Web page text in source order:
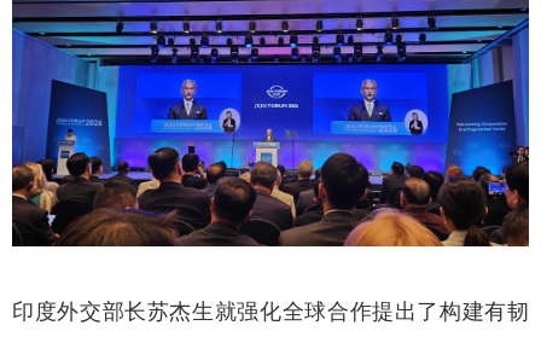
印度外交部长苏杰生就强化全球合作提出了构建有韧